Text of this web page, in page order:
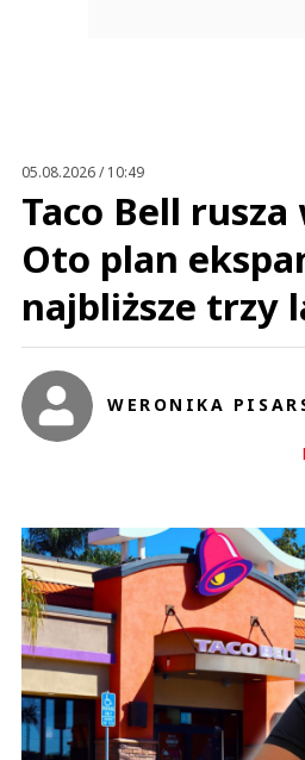
05.08.2026 / 10:49
Taco Bell rusza
Oto plan
najbliższe trzy
WERONIKA